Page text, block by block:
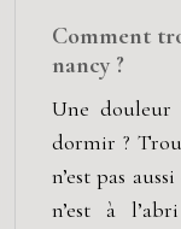
Comment
nancy ?
Une douleur
dormir ?
n’est pas
n’est à